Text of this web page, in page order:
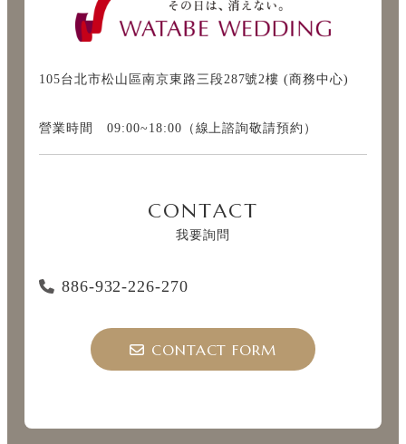
105台北市松山區南京東路三段287號2樓 (商務中心)
營業時間 09:00~18:00（線上諮詢敬請預約）
CONTACT
我要詢問
886-932-226-270
CONTACT FORM